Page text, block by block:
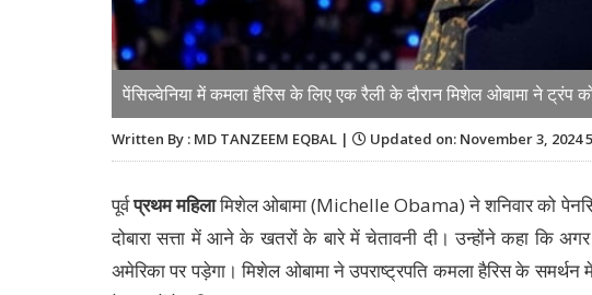
पेंसिल्वेनिया में कमला हैरिस के लिए एक रैली के दौरान मिशेल ओबामा ने
Written By : MD TANZEEM EQBAL | Updated on: November 3, 2024
पूर्वप्रथम महिलामिशेल ओबामा (Michelle Obama) ने शनिवार को
दोबारा सत्ता में आने के खतरों के बारे में चेतावनी दी। उन्होंने कहा कि
अमेरिका पर पड़ेगा। मिशेल ओबामा ने उपराष्ट्रपति कमला हैरिस के समर्थन